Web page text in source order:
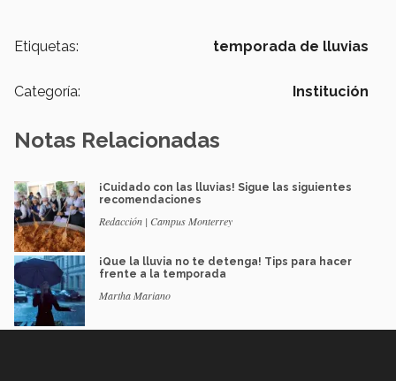
Etiquetas: temporada de lluvias
Categoría: Institución
Notas Relacionadas
¡Cuidado con las lluvias! Sigue las siguientes
recomendaciones
Redacción | Campus Monterrey
¡Que la lluvia no te detenga! Tips para hacer
frente a la temporada
Martha Mariano